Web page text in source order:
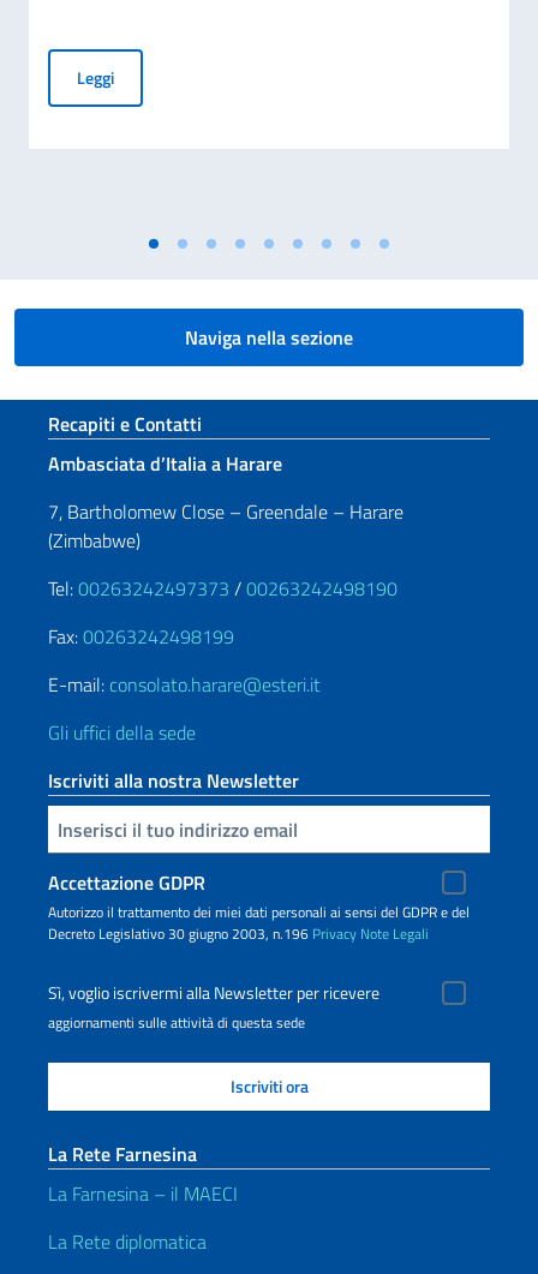
LeggiCESSAZIONE DELLA VALIDITÀ DELLA CARTA D’IDENTITÀ
Naviga nella sezione
Sezione footer
Recapiti e Contatti
Ambasciata d’Italia a Harare
7, Bartholomew Close – Greendale – Harare
(Zimbabwe)
Tel:00263242497373 /00263242498190
Fax:00263242498199
E-mail: consolato.harare@esteri.it
Gli uffici della sede
Iscriviti alla nostra Newsletter
Inserisci la tua email
Accettazione GDPR
Autorizzo il trattamento dei miei dati personali ai sensi del GDPR e del
Decreto Legislativo 30 giugno 2003, n.196 Privacy Note Legali
Sì, voglio iscrivermi alla Newsletter per ricevere
aggiornamenti sulle attività di questa sede
La Rete Farnesina
La Farnesina – il MAECI
La Rete diplomatica